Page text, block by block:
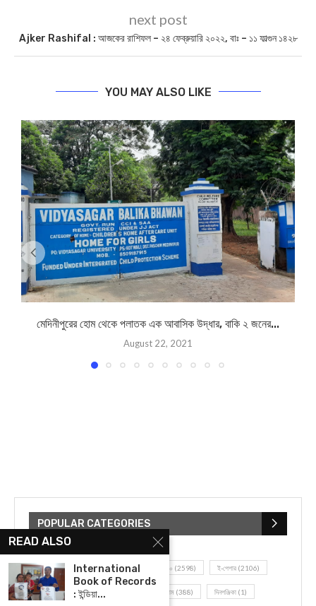
next post
Ajker Rashifal : আজকের রাশিফল – ২৪ ফেব্রুয়ারি ২০২২, বাঃ – ১১ ফাল্গুন ১৪২৮
YOU MAY ALSO LIKE
মেদিনীপুরের হোম থেকে পলাতক এক আবাসিক উদ্ধার, বাকি ২ জনের...
August 22, 2021
POPULAR CATEGORIES
UNCATEGORIZED(107) আজকের সেরা ১০ (2598) ই-পেপার (2106)
খেলাধূলো(5) জেলার খবর ঝাড়গ্রাম (388) দিনপঞ্জিকা (1)
READ ALSO
International
Book of Records
: ইন্ডিয়া...